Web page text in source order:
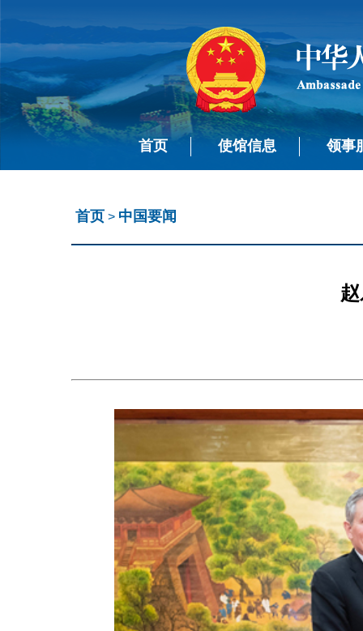
首页 使馆信息 领事
首页 > 中国要闻